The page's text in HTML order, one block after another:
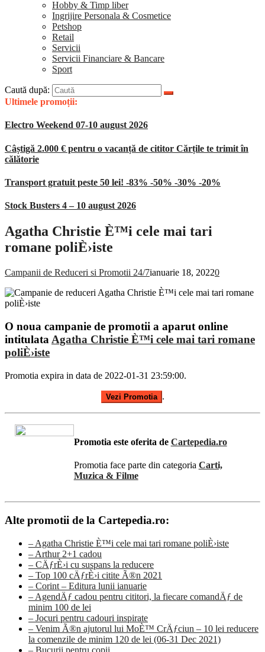
Hobby & Timp liber
Ingrijire Personala & Cosmetice
Petshop
Retail
Servicii
Servicii Financiare & Bancare
Sport
Caută după:
Ultimele promoții:
Electro Weekend 07-10 august 2026
Câștigă 2.000 € pentru o vacanță de cititor Cărțile te trimit în
călătorie
Transport gratuit peste 50 lei! -83% -50% -30% -20%
Stock Busters 4 – 10 august 2026
Agatha Christie È™i cele mai tari
romane poliÈ›iste
Campanii de Reduceri si Promotii 24/7ianuarie 18, 20220
O noua campanie de promotii a aparut online
intitulata Agatha Christie È™i cele mai tari romane
poliÈ›iste
Promotia expira in data de 2022-01-31 23:59:00.
Vezi Promotia .
Promotia este oferita de Cartepedia.ro
Promotia face parte din categoria Carti,
Muzica & Filme
Alte promotii de la Cartepedia.ro:
– Agatha Christie È™i cele mai tari romane poliÈ›iste
– Arthur 2+1 cadou
– CÄƒrÈ›i cu suspans la reducere
– Top 100 cÄƒrÈ›i citite Ã®n 2021
– Corint – Editura lunii ianuarie
– AgendÄƒ cadou pentru cititori, la fiecare comandÄƒ de
minim 100 de lei
– Jocuri pentru cadouri inspirate
– Venim Ã®n ajutorul lui MoÈ™ CrÄƒciun – 10 lei reducere
la comenzile de minim 120 de lei (06-31 Dec 2021)
– Bucurii pentru copii